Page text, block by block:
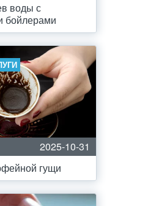
воды с
бойлерами
2025-10-31
гущи